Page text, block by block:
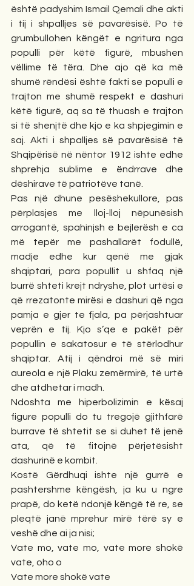
është padyshim Ismail Qemali dhe akti
i tij i shpalljes së pavarësisë. Po të
grumbullohen këngët e ngritura nga
populli për këtë figurë, mbushen
vëllime të tëra. Dhe ajo që ka më
shumë rëndësi është fakti se populli e
trajton me shumë respekt e dashuri
këtë figurë, aq sa të thuash e trajton
si të shenjtë dhe kjo e ka shpjegimin e
saj. Akti i shpalljes së pavarësisë të
Shqipërisë në nëntor 1912 ishte edhe
shprehja sublime e ëndrrave dhe
dëshirave të patriotëve tanë.
Pas një dhune pesëshekullore, pas
përplasjes me lloj-lloj nëpunësish
arrogantë, spahinjsh e bejlerësh e ca
më tepër me pashallarët fodullë,
madje edhe kur qenë me gjak
shqiptari, para popullit u shfaq një
burrë shteti krejt ndryshe, plot urtësi e
që rrezatonte mirësi e dashuri që nga
pamja e gjer te fjala, pa përjashtuar
veprën e tij. Kjo s’qe e pakët për
popullin e sakatosur e të stërlodhur
shqiptar. Atij i qëndroi më së miri
aureola e një Plaku zemërmirë, të urtë
dhe atdhetar i madh.
Ndoshta me hiperbolizimin e kësaj
figure populli do tu tregojë gjithfarë
burrave të shtetit se si duhet të jenë
ata, që të fitojnë përjetësisht
dashurinë e kombit.
Kostë Gërdhuqi ishte një gurrë e
pashtershme këngësh, ja ku u ngre
prapë, do ketë ndonjë këngë të re, se
pleqtë janë mprehur mirë tërë sy e
veshë dhe ai ja nisi;
Vate mo, vate mo, vate more shokë
vate, oho o
Vate more shokë vate